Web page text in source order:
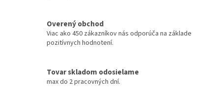
e
p
r
y
v
Overený obchod
Viac ako 450 zákazníkov nás odporúča na základe
pozitívnych hodnotení.
Tovar skladom odosielame
max do 2 pracovných dní.